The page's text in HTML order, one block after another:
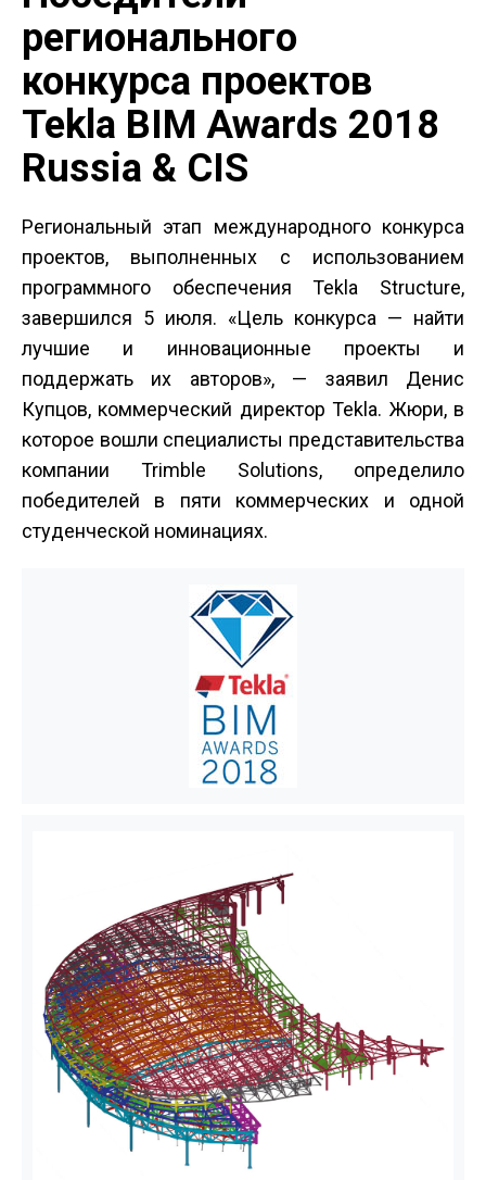
регионального
конкурса проектов
Tekla BIM Awards 2018
Russia & CIS
Региональный этап международного конкурса
проектов, выполненных с использованием
программного обеспечения Tekla Structure,
завершился 5 июля. «Цель конкурса — найти
лучшие и инновационные проекты и
поддержать их авторов», — заявил Денис
Купцов, коммерческий директор Tekla. Жюри, в
которое вошли специалисты представительства
компании Trimble Solutions, определило
победителей в пяти коммерческих и одной
студенческой номинациях.